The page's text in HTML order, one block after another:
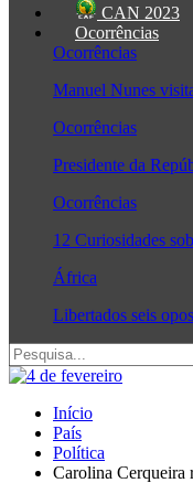
CAN 2023
Ocorrências
Ocorrências
Manuel Nunes
Ocorrências
Presidente da
Ocorrências
12 Curiosidades
África
Libertados seis
Início
País
Política
Carolina Cerqueira